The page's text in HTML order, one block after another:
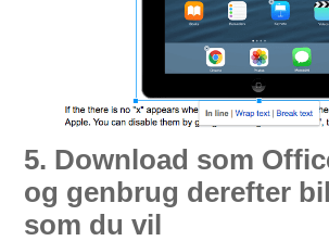
5. Download som
og genbrug derefter
som du vil